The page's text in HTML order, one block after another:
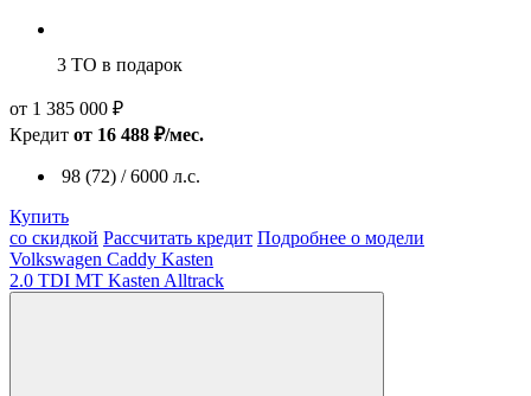
3 ТО в подарок
от 1 385 000 ₽
Кредит от 16 488 ₽/мес.
98 (72) / 6000 л.с.
Купить
со скидкой Рассчитать кредит Подробнее о модели
Volkswagen Caddy Kasten
2.0 TDI MT Kasten Alltrack